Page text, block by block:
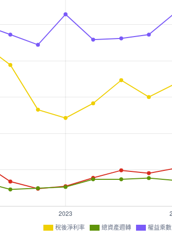
稅後淨利率 總資產週轉 權益乘數